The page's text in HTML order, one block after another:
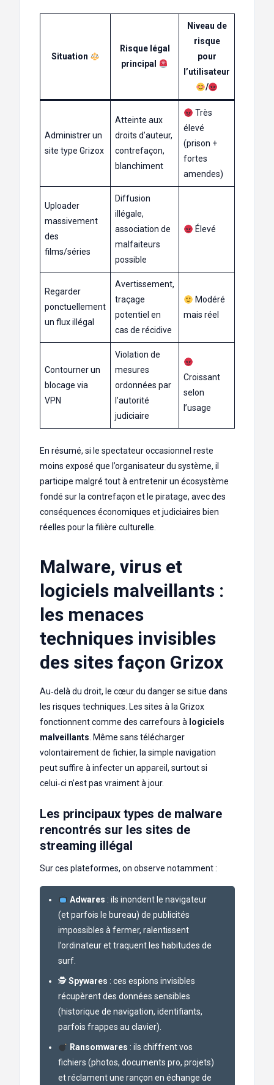
Situation
Risque légal
principal
Niveau de
risque
pour
l’utilisateur
/
Administrer un
site type Grizox
Atteinte aux
droits d’auteur,
contrefaçon,
blanchiment
Très
élevé
(prison +
fortes
amendes)
Uploader
massivement
des
films/séries
Diffusion
illégale,
association de
malfaiteurs
possible
Élevé
Regarder
ponctuellement
un flux illégal
Avertissement,
traçage
potentiel en
cas de récidive
Modéré
mais réel
Contourner un
blocage via
VPN
Violation de
mesures
ordonnées par
l’autorité
judiciaire
Croissant
selon
l’usage
En résumé, si le spectateur occasionnel reste
moins exposé que l’organisateur du système, il
participe malgré tout à entretenir un écosystème
fondé sur la contrefaçon et le piratage, avec des
conséquences économiques et judiciaires bien
réelles pour la filière culturelle.
Malware, virus et
logiciels malveillants :
les menaces
techniques invisibles
des sites façon Grizox
Au‑delà du droit, le cœur du danger se situe dans
les risques techniques. Les sites à la Grizox
fonctionnent comme des carrefours à logiciels
malveillants. Même sans télécharger
volontairement de fichier, la simple navigation
peut suffire à infecter un appareil, surtout si
celui‑ci n’est pas vraiment à jour.
Les principaux types de malware
rencontrés sur les sites de
streaming illégal
Sur ces plateformes, on observe notamment :
Adwares : ils inondent le navigateur
(et parfois le bureau) de publicités
impossibles à fermer, ralentissent
l’ordinateur et traquent les habitudes de
surf.
🕵️Spywares : ces espions invisibles
récupèrent des données sensibles
(historique de navigation, identifiants,
parfois frappes au clavier).
Ransomwares : ils chiffrent vos
fichiers (photos, documents pro, projets)
et réclament une rançon en échange de